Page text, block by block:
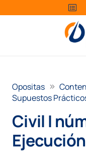
Opositas
Supuestos
Civil I